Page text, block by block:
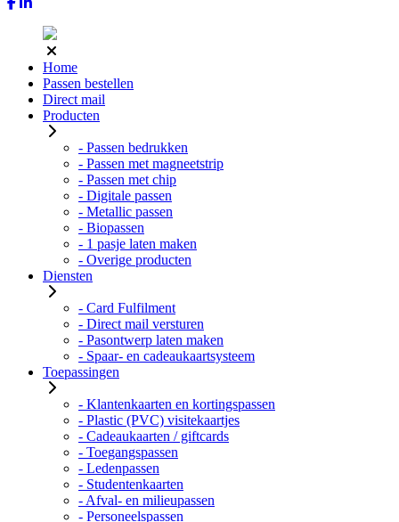
Home
Passen bestellen
Direct mail
Producten
- Passen bedrukken
- Passen met magneetstrip
- Passen met chip
- Digitale passen
- Metallic passen
- Biopassen
- 1 pasje laten maken
- Overige producten
Diensten
- Card Fulfilment
- Direct mail versturen
- Pasontwerp laten maken
- Spaar- en cadeaukaartsysteem
Toepassingen
- Klantenkaarten en kortingspassen
- Plastic (PVC) visitekaartjes
- Cadeaukaarten / giftcards
- Toegangspassen
- Ledenpassen
- Studentenkaarten
- Afval- en milieupassen
- Personeelspassen